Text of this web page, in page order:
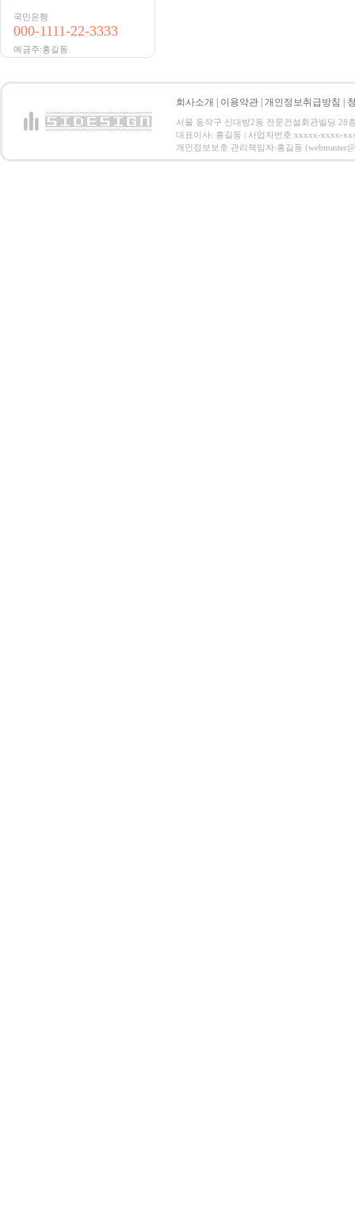
국민은행
000-1111-22-3333
예금주:홍길동
회사소개 이용약관 개인정보취급방침
서울 동작구 신대방2동 전문건설회관빌딩 28
대표이사: 홍길동 | 사업자번호 xxxxx-xxxx-
개인정보보호 관리책임자:홍길동